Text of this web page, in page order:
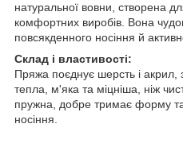
натуральної вовни, створена
комфортних виробів. Вона
повсякденного носіння й
Склад і властивості:
Пряжа поєднує шерсть і акрил,
тепла, м'яка та міцніша, ніж
пружна, добре тримає форму
носіння.